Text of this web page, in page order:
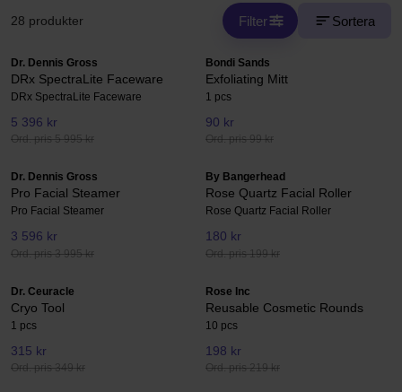
28 produkter Filter Sortera
Dr. Dennis Gross
DRx SpectraLite Faceware
DRx SpectraLite Faceware
5 396 kr
Ord. pris 5 995 kr
Bondi Sands
Exfoliating Mitt
1 pcs
90 kr
Ord. pris 99 kr
Dr. Dennis Gross
Pro Facial Steamer
Pro Facial Steamer
3 596 kr
Ord. pris 3 995 kr
By Bangerhead
Rose Quartz Facial Roller
Rose Quartz Facial Roller
180 kr
Ord. pris 199 kr
Dr. Ceuracle
Cryo Tool
1 pcs
315 kr
Ord. pris 349 kr
Rose Inc
Reusable Cosmetic Rounds
10 pcs
198 kr
Ord. pris 219 kr